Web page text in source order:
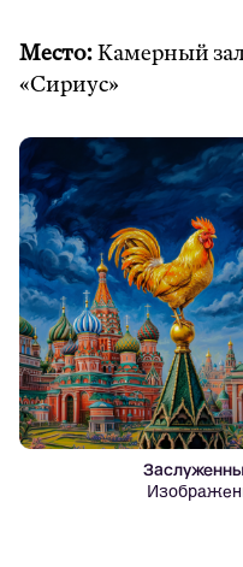
Место:Камерный
«Сириус»